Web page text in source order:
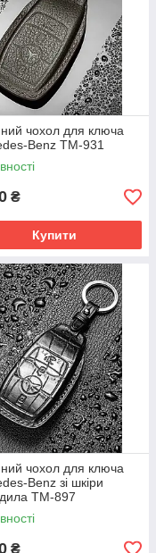
чохол для ключа
Benz TM-931
₴
Купити
чохол для ключа
Benz зі шкіри
TM-897
₴